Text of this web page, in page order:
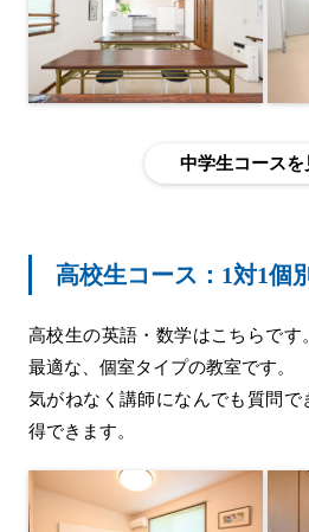
中学生コースを
高校生コース：1対1個
高校生の英語・数学はこちらです
最適な、個室タイプの教室です。
気がねなく講師になんでも質問で
得できます。